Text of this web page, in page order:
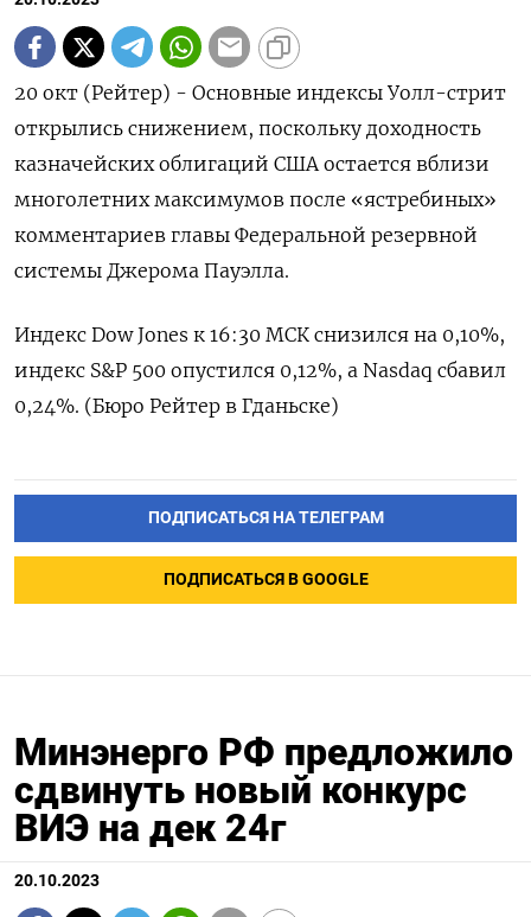
20 окт (Рейтер) - Основные индексы Уолл-стрит
открылись снижением, поскольку доходность
казначейских облигаций США остается вблизи
многолетних максимумов после «ястребиных»
комментариев главы Федеральной резервной
системы Джерома Пауэлла.
Индекс Dow Jones к 16:30 МСК снизился на 0,10%,
индекс S&P 500 опустился 0,12%, а Nasdaq сбавил
0,24%. (Бюро Рейтер в Гданьске)
ПОДПИСАТЬСЯ НА ТЕЛЕГРАМ
ПОДПИСАТЬСЯ В GOOGLE
Минэнерго РФ предложило
сдвинуть новый конкурс
ВИЭ на дек 24г
20.10.2023